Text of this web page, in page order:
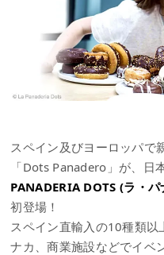
スペイン及びヨーロッパで
「Dots Panadero」が、日
PANADERIA DOTS (ラ・パ
初登場！
スペイン直輸入の10種類
ナカ、商業施設などでイベ